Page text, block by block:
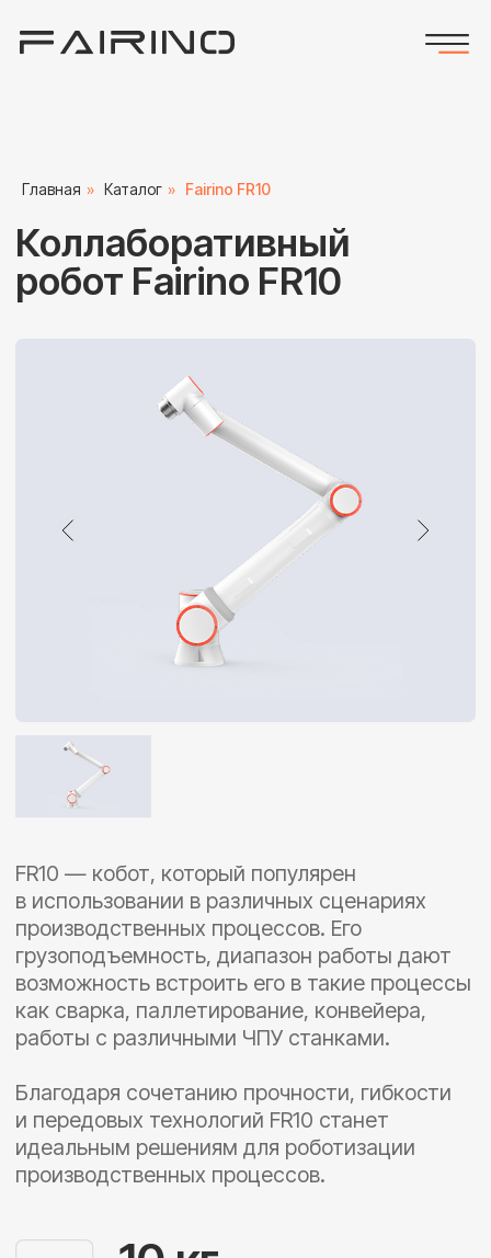
Главная » Каталог » Fairino FR10
FR10 — кобот, который популярен
в использовании в различных сценариях
производственных процессов. Его
работы с различными ЧПУ станками.
Благодаря сочетанию прочности, гибкости
и передовых технологий FR10 станет
робот Fairino FR10
Получить КП
10 кг
Полезная нагрузка
1400 мм
Радиус
досягаемости
±0,05 мм
Повторяемость